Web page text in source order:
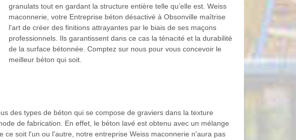
granulats tout en gardant la structure entière telle qu’elle est. Weiss
maconnerie, votre Entreprise béton désactivé à Obsonville maîtrise
l'art de créer des finitions attrayantes par le biais de ses maçons
professionnels. Ils garantissent dans ce cas la ténacité et la durabilité
de la surface bétonnée. Comptez sur nous pour vous concevoir le
meilleur béton qui soit.
des types de béton qui se compose de graviers dans la texture
de fabrication. En effet, le béton lavé est obtenu avec un mélange
soit l'un ou l'autre, notre entreprise Weiss maconnerie n'aura pas